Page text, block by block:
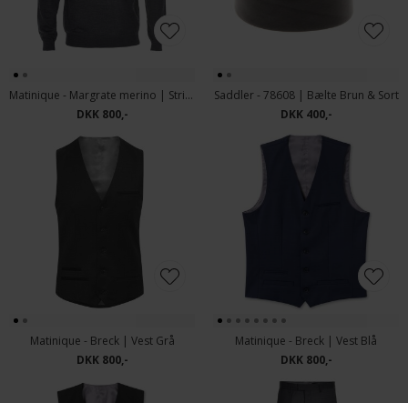
Matinique - Margrate merino | Strik Koksgrå
DKK 800,-
Saddler - 78608 | Bælte Brun & Sort
DKK 400,-
Matinique - Breck | Vest Grå
DKK 800,-
Matinique - Breck | Vest Blå
DKK 800,-